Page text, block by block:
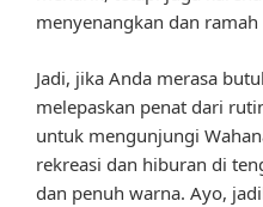
menyenangkan dan ramah
Jadi, jika Anda merasa
melepaskan penat dari
untuk mengunjungi
rekreasi dan hiburan di
dan penuh warna. Ayo,